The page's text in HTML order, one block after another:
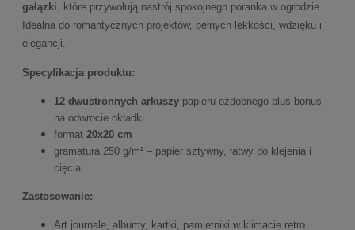
gałązki, które przywołują nastrój spokojnego poranka w ogrodzie.
Idealna do romantycznych projektów, pełnych lekkości, wdzięku i
elegancji.
Specyfikacja produktu:
12 dwustronnych arkuszy papieru ozdobnego plus bonus
na odwrocie okładki
format 20x20 cm
gramatura 250 g/m² – papier sztywny, łatwy do klejenia i
cięcia
Zastosowanie:
Art journale, albumy, kartki, pamiętniki w klimacie retro